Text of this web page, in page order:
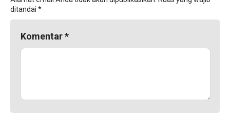
ditandai *
Komentar*